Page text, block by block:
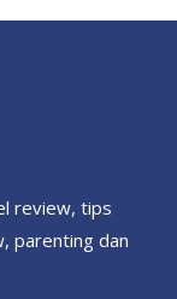
review, tips
parenting dan